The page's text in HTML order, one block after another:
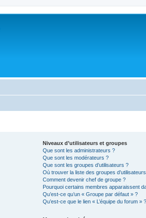
Niveaux d’utilisateurs et groupes
Que sont les administrateurs ?
Que sont les modérateurs ?
Que sont les groupes d’utilisateurs ?
Où trouver la liste des groupes
Comment devenir chef de groupe ?
Pourquoi certains membres apparaissent
Qu’est-ce qu’un « Groupe par défaut » ?
Qu’est-ce que le lien « L’équipe du forum »